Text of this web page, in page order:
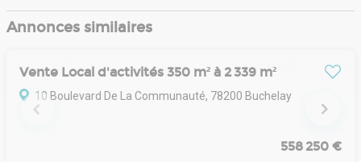
Annonces similaires
Vente Local d'activités 350 m² à 2 339 m²
10 Boulevard De La Communauté, 78200 Buchelay
558 250 €